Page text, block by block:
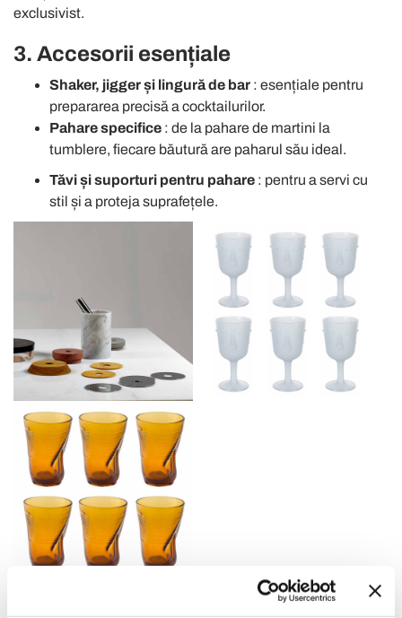
exclusivist.
3. Accesorii esențiale
Shaker, jigger și lingură de bar : esențiale pentru
prepararea precisă a cocktailurilor.
Pahare specifice : de la pahare de martini la
tumblere, fiecare băutură are paharul său ideal.
Tăvi și suporturi pentru pahare : pentru a servi cu
stil și a proteja suprafețele.
4. Detalii care fac diferența